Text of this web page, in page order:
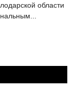
области